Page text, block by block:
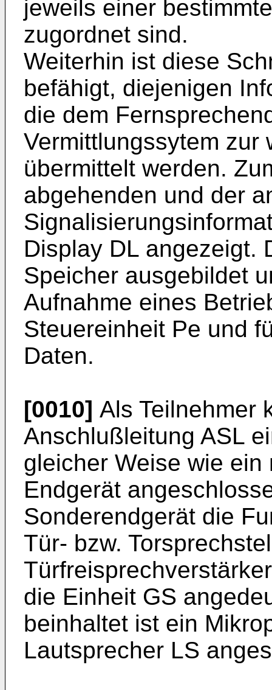
jeweils einer
zugordnet sind.
Weiterhin ist diese
befähigt, diejenigen
die dem
Vermittlungssytem zur
übermittelt werden.
abgehenden und der
Display DL angezeigt.
Speicher ausgebildet
Aufnahme eines
Steuereinheit Pe und
Daten.
[0010] Als Teilnehmer
Anschlußleitung ASL
gleicher Weise wie
Endgerät
Sonderendgerät die
Tür- bzw.
die Einheit GS
beinhaltet ist ein
Lautsprecher LS